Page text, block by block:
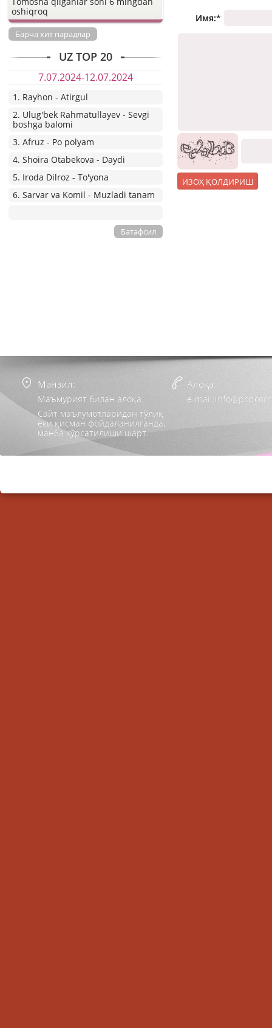
Имя:*
oshiqroq
Барча хит парадлар
UZ TOP 20
7.07.2024-12.07.2024
1. Rayhon - Atirgul
2. Ulug'bek Rahmatullayev - Sevgi
boshga balomi
3. Afruz - Po polyam
4. Shoira Otabekova - Daydi
5. Iroda Dilroz - To'yona
6. Sarvar va Komil - Muzladi tanam
Батафсил
Манзил:
Маъмурият билан алоқа
Сайт маълумотларидан тўлиқ
ёки қисман фойдаланилганда,
манба кўрсатилиши шарт.
Алоқа:
e-